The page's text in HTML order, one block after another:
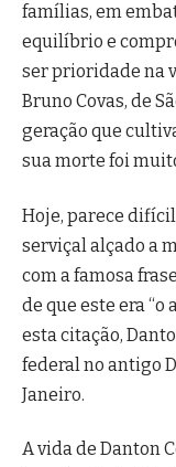
famílias, em
equilíbrio e
ser prioridade na
Bruno Covas, de
geração que
sua morte foi
Hoje, parece
serviçal alçado a
com a famosa
de que este era “o
esta citação,
federal no antigo
Janeiro.
A vida de Danton